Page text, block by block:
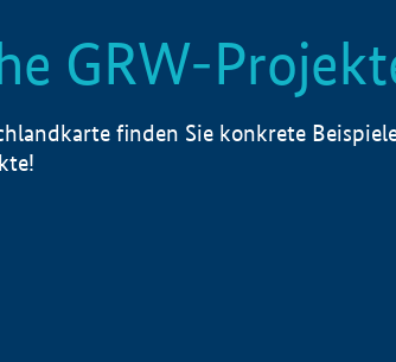
GRW-
finden Sie konkrete